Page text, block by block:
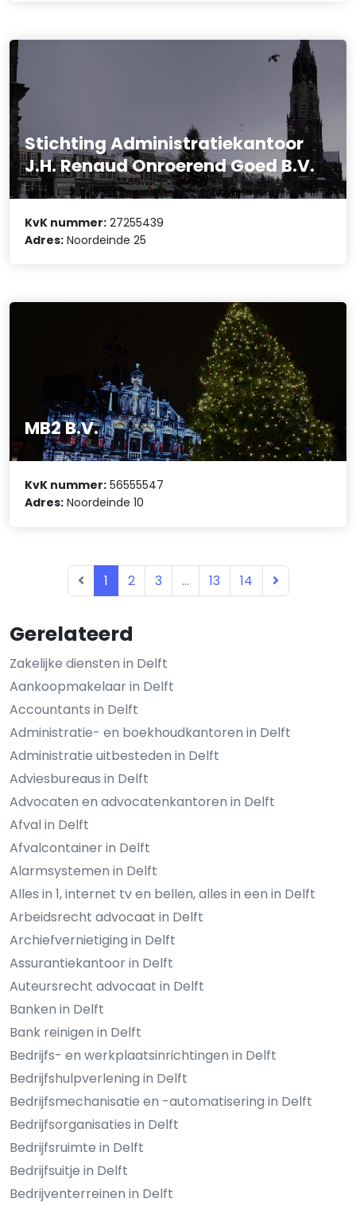
Gerelateerd
Zakelijke diensten in Delft
Aankoopmakelaar in Delft
Accountants in Delft
Administratie- en boekhoudkantoren in Delft
Administratie uitbesteden in Delft
Adviesbureaus in Delft
Advocaten en advocatenkantoren in Delft
Afval in Delft
Afvalcontainer in Delft
Alarmsystemen in Delft
Alles in 1, internet tv en bellen, alles in een in Delft
Arbeidsrecht advocaat in Delft
Archiefvernietiging in Delft
Assurantiekantoor in Delft
Auteursrecht advocaat in Delft
Banken in Delft
Bank reinigen in Delft
Bedrijfs- en werkplaatsinrichtingen in Delft
Bedrijfshulpverlening in Delft
Bedrijfsmechanisatie en -automatisering in Delft
Bedrijfsorganisaties in Delft
Bedrijfsruimte in Delft
Bedrijfsuitje in Delft
Bedrijventerreinen in Delft
Stichting Administratiekantoor
J.H. Renaud Onroerend Goed B.V.
KvK nummer: 27255439
Adres: Noordeinde 25
MB2 B.V.
KvK nummer: 56555547
Adres: Noordeinde 10
1 2 3 ... 13 14